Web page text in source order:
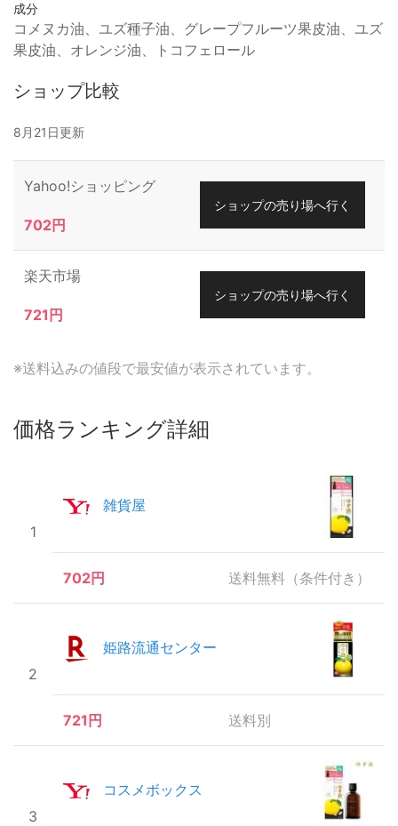
成分
コメヌカ油、ユズ種子油、グレープフルーツ果皮油、ユズ
果皮油、オレンジ油、トコフェロール
ショップ比較
8月21日更新
Yahoo!ショッピング
702円
ショップの売り場へ行く
楽天市場
721円
ショップの売り場へ行く
※送料込みの値段で最安値が表示されています。
価格ランキング詳細
1
雑貨屋
702円 送料無料（条件付き）
2
姫路流通センター
721円 送料別
3
コスメボックス